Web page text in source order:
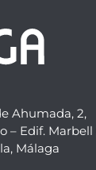
Ahumada, 2,
– Edif.
Málaga